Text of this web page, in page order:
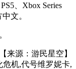
、Xbox Series
文。
【来源：游民星空】
机,代号维罗妮卡,